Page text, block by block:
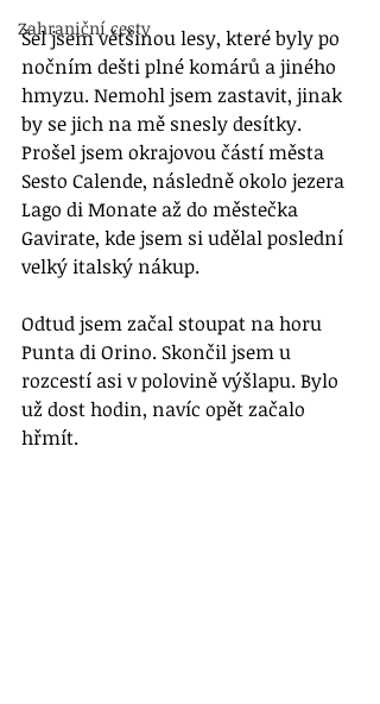
Zahraniční cesty
Šel jsem většinou lesy, které byly po
nočním dešti plné komárů a jiného
hmyzu. Nemohl jsem zastavit, jinak
by se jich na mě snesly desítky.
Prošel jsem okrajovou částí města
Sesto Calende, následně okolo jezera
Lago di Monate až do městečka
Gavirate, kde jsem si udělal poslední
velký italský nákup.
Odtud jsem začal stoupat na horu
Punta di Orino. Skončil jsem u
rozcestí asi v polovině výšlapu. Bylo
už dost hodin, navíc opět začalo
hřmít.